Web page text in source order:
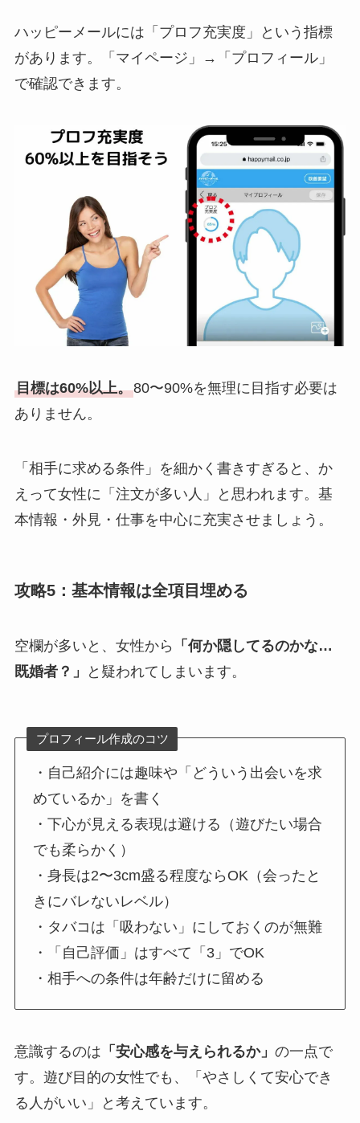
ハッピーメールには「プロフ充実度」という指標
があります。「マイページ」→「プロフィール」
で確認できます。
目標は60%以上。80〜90%を無理に目指す必要は
ありません。
「相手に求める条件」を細かく書きすぎると、か
えって女性に「注文が多い人」と思われます。基
本情報・外見・仕事を中心に充実させましょう。
攻略5：基本情報は全項目埋める
空欄が多いと、女性から
「何か隠してるのかな…
既婚者？」
と疑われてしまいます。
プロフィール作成のコツ
・自己紹介には趣味や「どういう出会いを求
めているか」を書く
・下心が見える表現は避ける（遊びたい場合
でも柔らかく）
・身長は2〜3cm盛る程度ならOK（会ったと
きにバレないレベル）
・タバコは「吸わない」にしておくのが無難
・「自己評価」はすべて「3」でOK
・相手への条件は年齢だけに留める
意識するのは 「安心感を与えられるか」 の一点で
す。遊び目的の女性でも、「やさしくて安心でき
る人がいい」と考えています。